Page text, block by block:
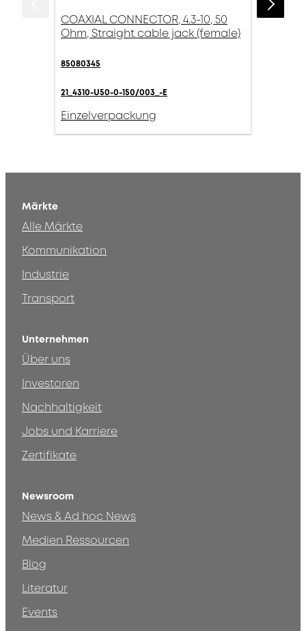
COAXIAL CONNECTOR, 4.3-10, 50
Ohm, Straight cable jack (female)
85080345
21_4310-U50-0-150/003_-E
Einzelverpackung
Märkte
Alle Märkte
Kommunikation
Industrie
Transport
Unternehmen
Über uns
Investoren
Nachhaltigkeit
Jobs und Karriere
Zertifikate
Newsroom
News & Ad hoc News
Medien Ressourcen
Blog
Literatur
Events